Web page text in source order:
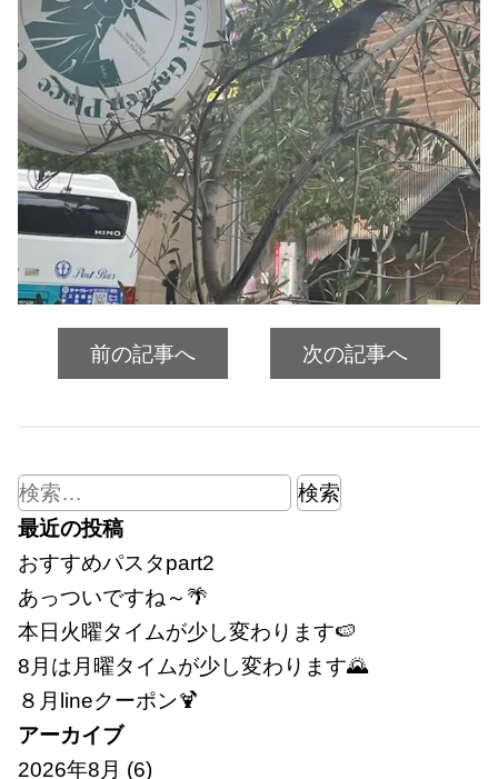
前の記事へ 次の記事へ
検
索:
最近の投稿
おすすめパスタpart2
あっついですね～🌴
本日火曜タイムが少し変わります🍉
8月は月曜タイムが少し変わります🌄
８月lineクーポン🍹
アーカイブ
2026年8月 (6)